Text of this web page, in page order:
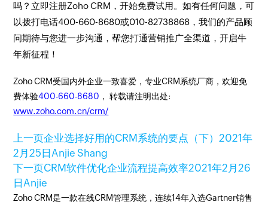
吗？立即注册Zoho CRM，开始免费试用。如有任何问题，可
以拨打电话400-660-8680或010-82738868，我们的产品顾
问期待与您进一步沟通，帮您打通营销推广全渠道，开启牛
年新征程！
Zoho CRM受国内外企业一致喜爱，专业CRM系统厂商，欢迎免
费体验400-660-8680 ， 转载请注明出处:
www.zoho.com.cn/crm/
上一页企业选择好用的CRM系统的要点（下）2021年
2月25日Anjie Shang
下一页CRM软件优化企业流程提高效率2021年2月26
日Anjie
Zoho CRM是一款在线CRM管理系统，连续14年入选Gartner销售